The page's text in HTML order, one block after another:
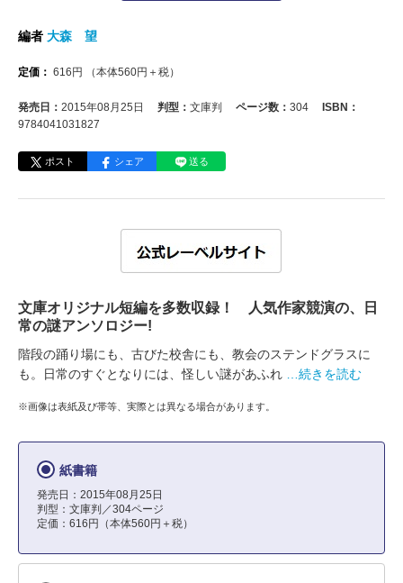
編者 大森 望
定価： 616 円 （本体560円＋税）
発売日： 2015年08月25日 判型： 文庫判 ページ数： 304
ISBN：
9784041031827
ポスト シェア 送る
文庫オリジナル短編を多数収録！ 人気作家競演の、日
常の謎アンソロジー!
階段の踊り場にも、古びた校舎にも、教会のステンドグラスに
も。日常のすぐとなりには、怪しい謎があふれ
…続きを読む
※画像は表紙及び帯等、実際とは異なる場合があります。
紙書籍
発売日：2015年08月25日
判型：文庫判／304ページ
定価：616円（本体560円＋税）